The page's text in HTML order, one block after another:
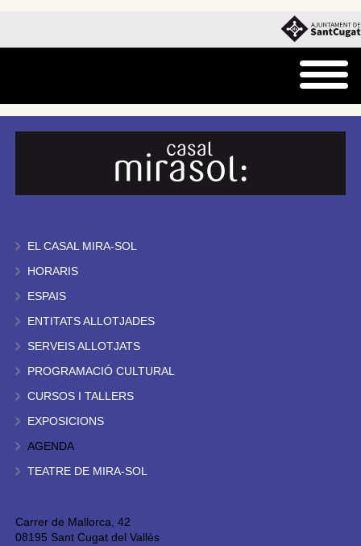
EL CASAL MIRA-SOL
HORARIS
ESPAIS
ENTITATS ALLOTJADES
SERVEIS ALLOTJATS
PROGRAMACIÓ CULTURAL
CURSOS I TALLERS
EXPOSICIONS
AGENDA
TEATRE DE MIRA-SOL
Carrer de Mallorca, 42
08195 Sant Cugat del Vallès